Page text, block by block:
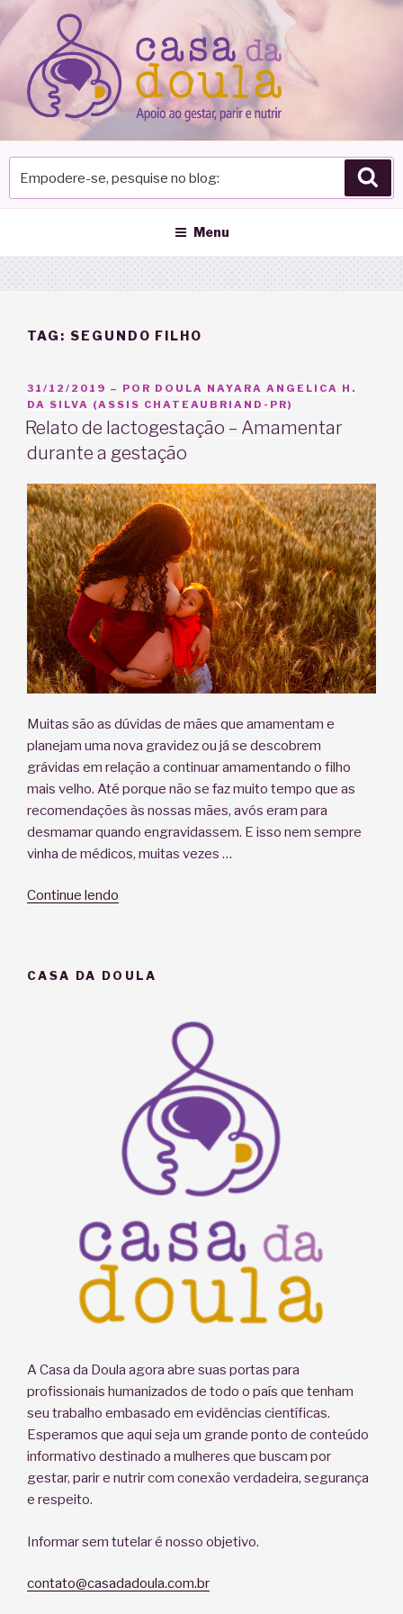
Pular
para
conteúdo
pesquise
blog
Menu
TAG: SEGUNDO FILHO
PUBLICADO
EM
31/12/2019 – POR DOULA NAYARA ANGELICA H.
DA SILVA (ASSIS CHATEAUBRIAND-PR)
Relato de lactogestação – Amamentar
durante a gestação
Muitas são as dúvidas de mães que amamentam e
planejam uma nova gravidez ou já se descobrem
grávidas em relação a continuar amamentando o filho
mais velho. Até porque não se faz muito tempo que as
recomendações às nossas mães, avós eram para
desmamar quando engravidassem. E isso nem sempre
vinha de médicos, muitas vezes …
Continue lendo
Amamentar
gestação”
CASA DA DOULA
A Casa da Doula agora abre suas portas para
profissionais humanizados de todo o país que tenham
seu trabalho embasado em evidências científicas.
Esperamos que aqui seja um grande ponto de conteúdo
informativo destinado a mulheres que buscam por
gestar, parir e nutrir com conexão verdadeira, segurança
e respeito.
Informar sem tutelar é nosso objetivo.
contato@casadadoula.com.br